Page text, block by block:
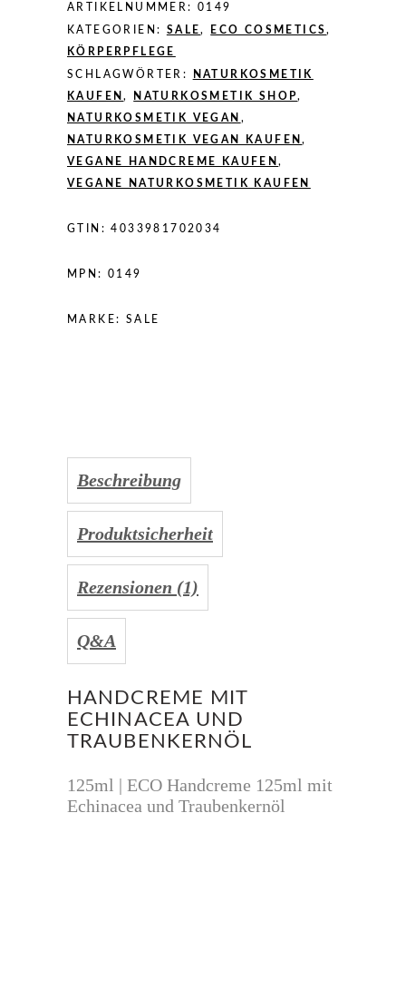
ARTIKELNUMMER: 0149
KATEGORIEN: SALE, ECO COSMETICS,
KÖRPERPFLEGE
SCHLAGWÖRTER:
NATURKOSMETIK
KAUFEN, NATURKOSMETIK SHOP,
NATURKOSMETIK VEGAN ,
NATURKOSMETIK VEGAN KAUFEN,
VEGANE HANDCREME KAUFEN,
VEGANE NATURKOSMETIK KAUFEN
GTIN:4033981702034
MPN: 0149
MARKE: SALE
Beschreibung
Produktsicherheit
Rezensionen (1)
Q&A
HANDCREME MIT
ECHINACEA UND
TRAUBENKERNÖL
125ml | ECO Handcreme 125ml mit
Echinacea und Traubenkernöl